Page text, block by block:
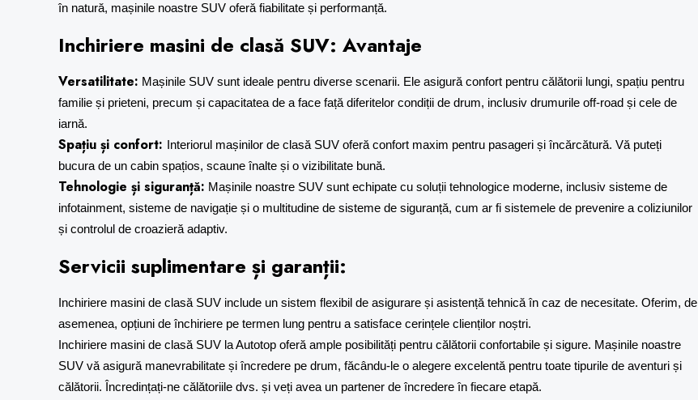
în natură, mașinile noastre SUV oferă fiabilitate și performanță.
Inchiriere masini de clasă SUV: Avantaje
Versatilitate: Mașinile SUV sunt ideale pentru diverse scenarii. Ele asigură confort pentru călătorii lungi, spațiu pentru
familie și prieteni, precum și capacitatea de a face față diferitelor condiții de drum, inclusiv drumurile off-road și cele de
iarnă.
Spațiu și confort:
Interiorul mașinilor de clasă SUV oferă confort maxim pentru pasageri și încărcătură. Vă puteți
bucura de un cabin spațios, scaune înalte și o vizibilitate bună.
Tehnologie și siguranță: Mașinile noastre SUV sunt echipate cu soluții tehnologice moderne, inclusiv sisteme de
infotainment, sisteme de navigație și o multitudine de sisteme de siguranță, cum ar fi sistemele de prevenire a coliziunilor
și controlul de croazieră adaptiv.
Servicii suplimentare și garanții:
Inchiriere masini de clasă SUV include un sistem flexibil de asigurare și asistență tehnică în caz de necesitate. Oferim, de
asemenea, opțiuni de închiriere pe termen lung pentru a satisface cerințele clienților noștri.
Inchiriere masini de clasă SUV la Autotop oferă ample posibilități pentru călătorii confortabile și sigure. Mașinile noastre
SUV vă asigură manevrabilitate și încredere pe drum, făcându-le o alegere excelentă pentru toate tipurile de aventuri și
călătorii. Încredințați-ne călătoriile dvs. și veți avea un partener de încredere în fiecare etapă.